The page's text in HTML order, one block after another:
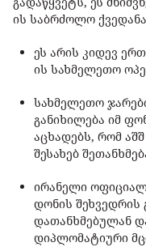
ის საბრძოლო
ეს არის კიდევ
ის სახმელეთო
სახმელეთო
განიხილება იმ
აცხადებს, რომ
შესახებ
ირანელი
დონის შეხვედრის
დათანხმებულან
დიპლომატიური